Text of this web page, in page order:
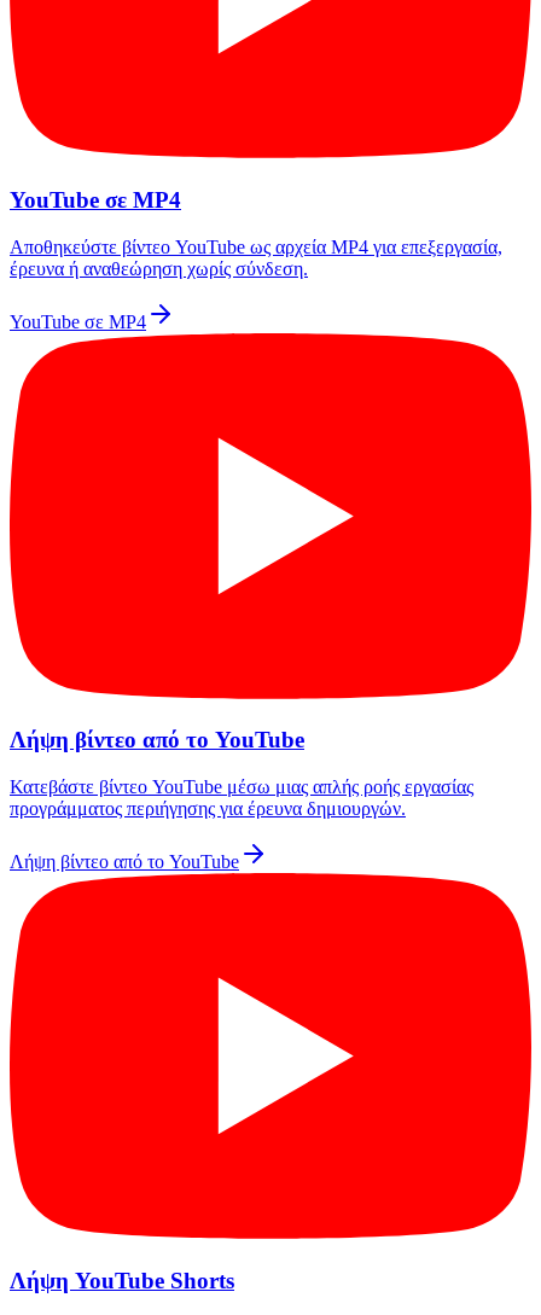
YouTube σε MP4
Αποθηκεύστε βίντεο YouTube ως αρχεία MP4 για επεξεργασία,
έρευνα ή αναθεώρηση χωρίς σύνδεση.
YouTube σε MP4
Λήψη βίντεο από το YouTube
Κατεβάστε βίντεο YouTube μέσω μιας απλής ροής εργασίας
προγράμματος περιήγησης για έρευνα δημιουργών.
Λήψη βίντεο από το YouTube
Λήψη YouTube Shorts